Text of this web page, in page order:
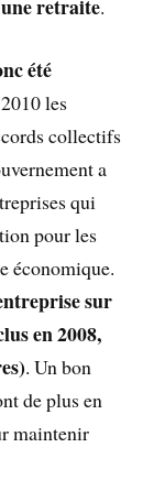
retraite.
été
les
collectifs
a
qui
pour les
économique.
sur
en 2008,
. Un bon
de plus en
maintenir